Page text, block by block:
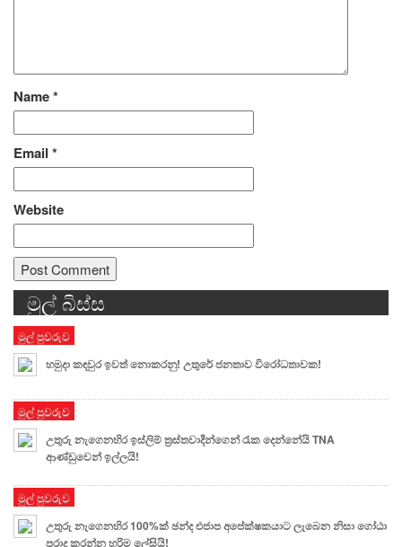
Name*
Email *
Website
Alternative:
මුල් බිස්ස
මුල් පුවරුව
හමුදා කඳවුර ඉවත් නොකරනු! උතුරේ ජනතාව විරෝධතාවක!
මුල් පුවරුව
උතුරු නැගෙනහිර ඉස්ලිම් ත්‍රස්තවාදීන්ගෙන් රැක දෙන්නේයි TNA
ආණ්ඩුවෙන් ඉල්ලයි!
මුල් පුවරුව
උතුරු නැගෙනහිර 100%ක් ඡන්ද එජාප අපේක්ෂකයාට ලැබෙන නිසා ගෝඨා
පරාද කරන්න හරිම ලේසියි!